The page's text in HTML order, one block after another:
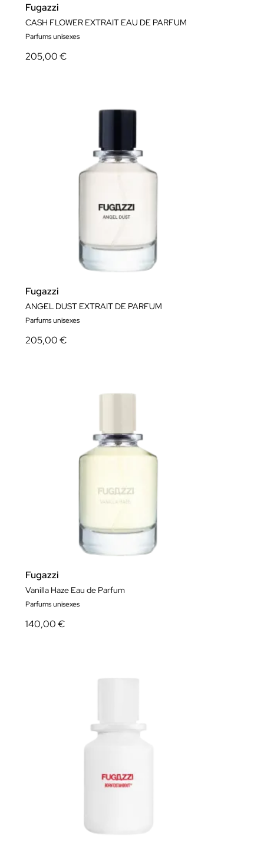
Fugazzi
CASH FLOWER EXTRAIT EAU DE PARFUM
Parfums unisexes
205,00 €
Fugazzi
ANGEL DUST EXTRAIT DE PARFUM
Parfums unisexes
205,00 €
Fugazzi
Vanilla Haze Eau de Parfum
Parfums unisexes
140,00 €